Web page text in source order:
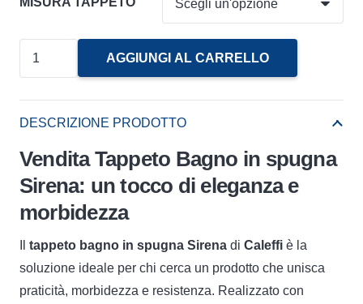
Spugna
Caleffi
quantità
AGGIUNGI AL CARRELLO
DESCRIZIONE PRODOTTO
Vendita Tappeto Bagno in spugna
Sirena: un tocco di eleganza e
morbidezza
tappeto bagno in spugna Sirena di Caleffi è la
soluzione ideale per chi cerca un prodotto che unisca
praticità, morbidezza e resistenza. Realizzato con